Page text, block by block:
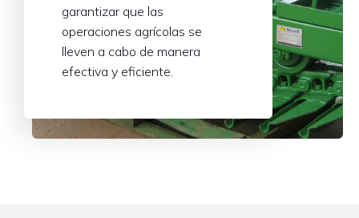
garantizar que las
operaciones agrícolas se
lleven a cabo de manera
efectiva y eficiente.